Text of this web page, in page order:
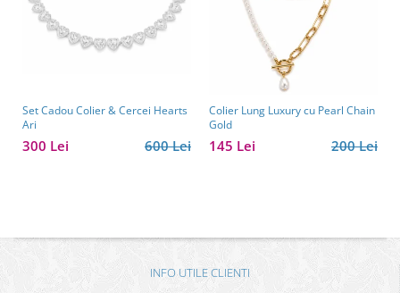
Set Cadou Colier & Cercei Hearts
Ari
600 Lei
300 Lei
Colier Lung Luxury cu Pearl Chain
Gold
200 Lei
145 Lei
INFO UTILE CLIENTI